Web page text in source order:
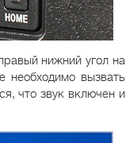
нижний угол на
необходимо вызвать
что звук включен и